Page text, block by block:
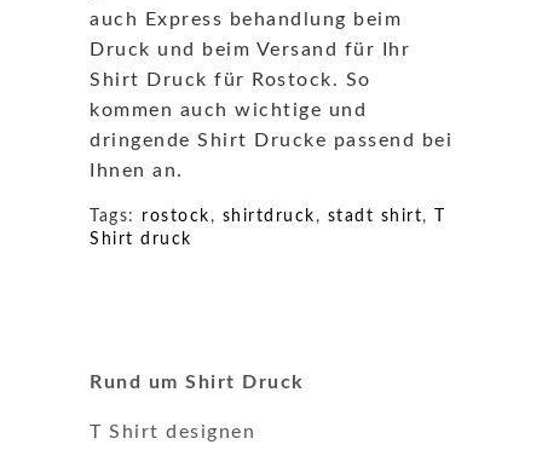
auch Express behandlung beim
Druck und beim Versand für Ihr
Shirt Druck für Rostock. So
kommen auch wichtige und
dringende Shirt Drucke passend bei
Ihnen an.
Tags: rostock , shirtdruck , stadt shirt,
Shirt druck
Rund um Shirt Druck
T Shirt designen